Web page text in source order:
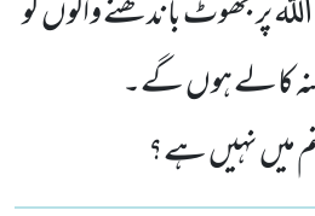
پر جھوٹ باندھنے والوں کو
کالے ہوں گے۔
میں نہیں ہے؟